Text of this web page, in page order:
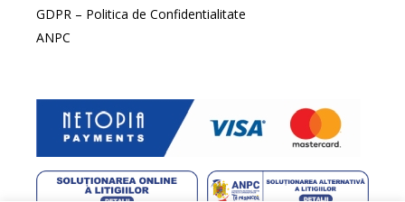
GDPR – Politica de Confidentialitate
ANPC